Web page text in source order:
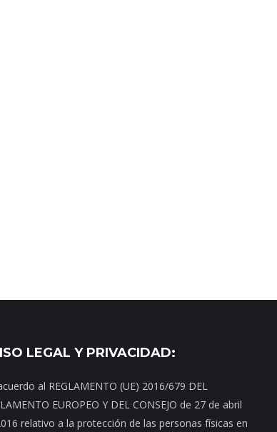
LEGAL Y PRIVACIDAD:
al REGLAMENTO (UE) 2016/679 DEL
EUROPEO Y DEL CONSEJO de 27 de abril
relativo a la protección de las personas físicas en